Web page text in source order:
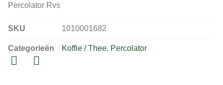
Percolator Rvs
SKU 1010001682
Categorieën Koffie / Thee, Percolator